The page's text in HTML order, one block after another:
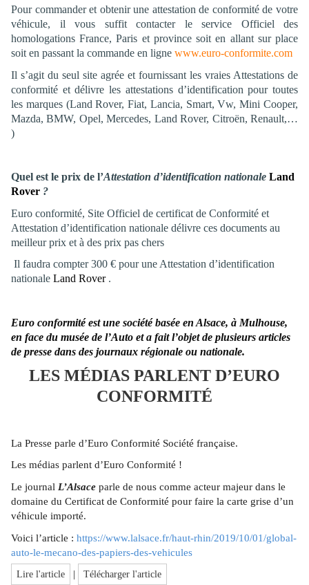
Pour commander et obtenir une attestation de conformité de votre
véhicule, il vous suffit contacter le service Officiel des
homologations France, Paris et province soit en allant sur place
soit en passant la commande en ligne www.euro-conformite.com
Il s’agit du seul site agrée et fournissant les vraies Attestations de
conformité et délivre les attestations d’identification pour toutes
les marques (Land Rover, Fiat, Lancia, Smart, Vw, Mini Cooper,
Mazda, BMW, Opel, Mercedes, Land Rover, Citroën, Renault,…
)
Quel est le prix de l’Attestation d’identification nationale Land
Rover ?
Euro conformité, Site Officiel de certificat de Conformité et
Attestation d’identification nationale délivre ces documents au
meilleur prix et à des prix pas chers
Il faudra compter 300 € pour une Attestation d’identification
nationale Land Rover .
Euro conformité est une société basée en Alsace, à Mulhouse,
en face du musée de l’Auto et a fait l’objet de plusieurs articles
de presse dans des journaux régionale ou nationale.
LES MÉDIAS PARLENT D’EURO
CONFORMITÉ
La Presse parle d’Euro Conformité Société française.
Les médias parlent d’Euro Conformité !
Le journal L’Alsace parle de nous comme acteur majeur dans le
domaine du Certificat de Conformité pour faire la carte grise d’un
véhicule importé.
Voici l’article : https://www.lalsace.fr/haut-rhin/2019/10/01/global-
auto-le-mecano-des-papiers-des-vehicules
Lire l'article | Télécharger l'article